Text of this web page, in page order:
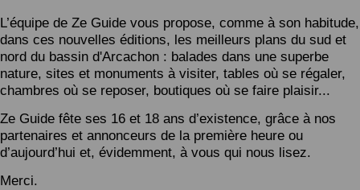
L’équipe de Ze Guide vous propose, comme à son habitude,
dans ces nouvelles éditions, les meilleurs plans du sud et
nord du bassin d'Arcachon : balades dans une superbe
nature, sites et monuments à visiter, tables où se régaler,
chambres où se reposer, boutiques où se faire plaisir...
Ze Guide fête ses 16 et 18 ans d’existence, grâce à nos
partenaires et annonceurs de la première heure ou
d’aujourd’hui et, évidemment, à vous qui nous lisez.
Merci.